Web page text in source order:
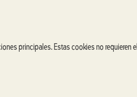
principales. Estas cookies no requieren el